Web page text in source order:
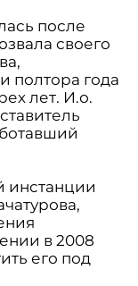
после
своего
полтора года
лет. И.о.
инстанции
в 2008
его под